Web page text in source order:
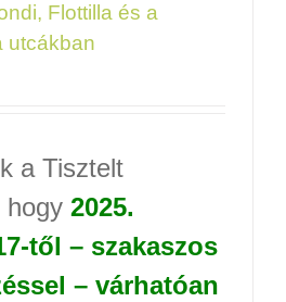
Flottilla és a
utcákban
a Tisztelt
hogy 2025.
től – szakaszos
– várhatóan